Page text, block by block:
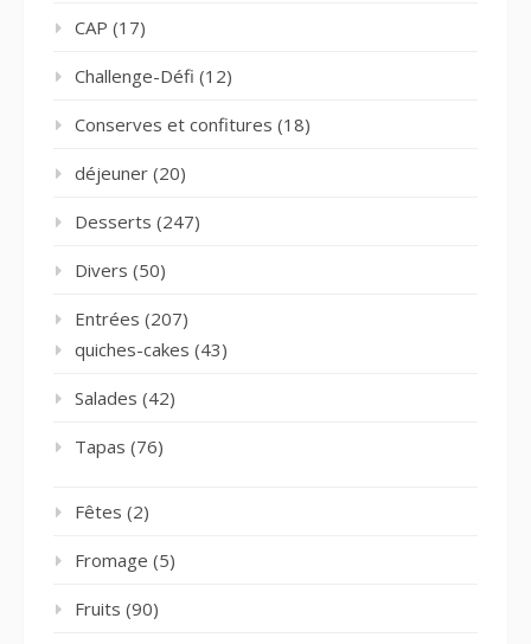
CAP (17)
Challenge-Défi (12)
Conserves et confitures (18)
déjeuner (20)
Desserts (247)
Divers (50)
Entrées (207)
quiches-cakes (43)
Salades (42)
Tapas (76)
Fêtes (2)
Fromage (5)
Fruits (90)